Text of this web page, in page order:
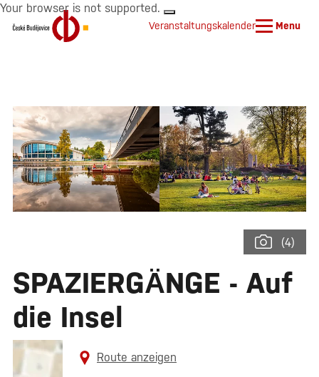
Your browser is not supported.
Veranstaltungskalender Menu
(4)
SPAZIERGÄNGE - Auf
die Insel
Route anzeigen